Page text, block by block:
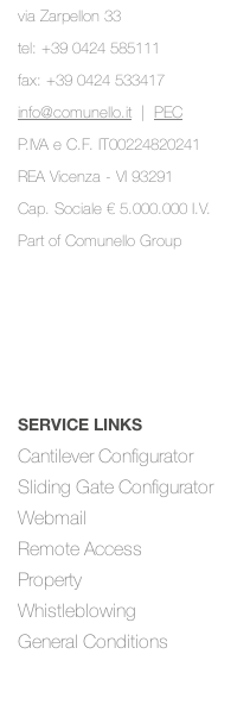
via Zarpellon 33
tel: +39 0424 585111
fax: +39 0424 533417
info@comunello.it | PEC
P.IVA e C.F. IT00224820241
REA Vicenza - VI 93291
Cap. Sociale € 5.000.000 I.V.
Part of Comunello Group
SERVICE LINKS
Cantilever Configurator
Sliding Gate Configurator
Webmail
Remote Access
Property
Whistleblowing
General Conditions